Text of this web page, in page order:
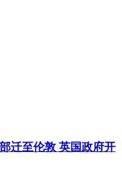
迁至伦敦 英国政府开